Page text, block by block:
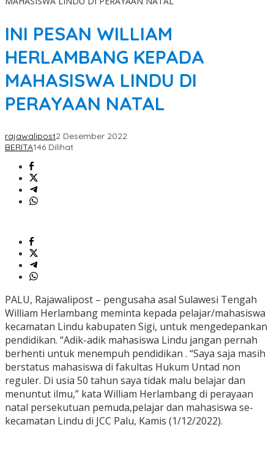
INI PESAN WILLIAM
HERLAMBANG KEPADA
MAHASISWA LINDU DI
PERAYAAN NATAL
rajawalipost2 Desember 2022
BERITA146 Dilihat
PALU, Rajawalipost – pengusaha asal Sulawesi Tengah
William Herlambang meminta kepada pelajar/mahasiswa
kecamatan Lindu kabupaten Sigi, untuk mengedepankan
pendidikan. “Adik-adik mahasiswa Lindu jangan pernah
berhenti untuk menempuh pendidikan . “Saya saja masih
berstatus mahasiswa di fakultas Hukum Untad non
reguler. Di usia 50 tahun saya tidak malu belajar dan
menuntut ilmu,” kata William Herlambang di perayaan
natal persekutuan pemuda,pelajar dan mahasiswa se-
kecamatan Lindu di JCC Palu, Kamis (1/12/2022).